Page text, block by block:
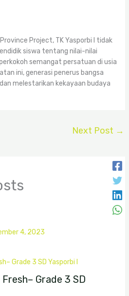
Project, TK Yasporbi I tidak
siswa tentang nilai-nilai
semangat persatuan di usia
ini, generasi penerus bangsa
melestarikan kekayaan budaya
Next Post →
4, 2023
Grade 3 SD